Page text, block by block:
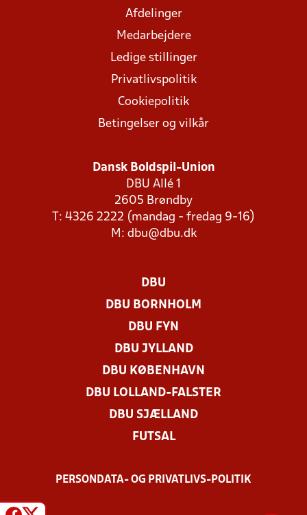
Afdelinger
Medarbejdere
Ledige stillinger
Privatlivspolitik
Cookiepolitik
Betingelser og vilkår
Dansk Boldspil-Union
DBU Allé 1
2605 Brøndby
T: 4326 2222 (mandag - fredag 9-16)
M: dbu@dbu.dk
DBU
DBU BORNHOLM
DBU FYN
DBU JYLLAND
DBU KØBENHAVN
DBU LOLLAND-FALSTER
DBU SJÆLLAND
FUTSAL
PERSONDATA- OG PRIVATLIVS-POLITIK